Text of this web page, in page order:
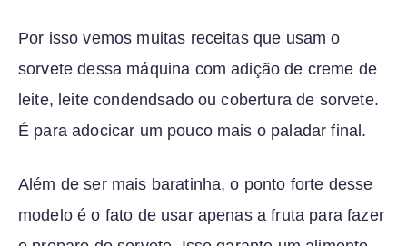
Por isso vemos muitas receitas que usam o
sorvete dessa máquina com adição de creme de
leite, leite condendsado ou cobertura de sorvete.
É para adocicar um pouco mais o paladar final.
Além de ser mais baratinha, o ponto forte desse
modelo é o fato de usar apenas a fruta para fazer